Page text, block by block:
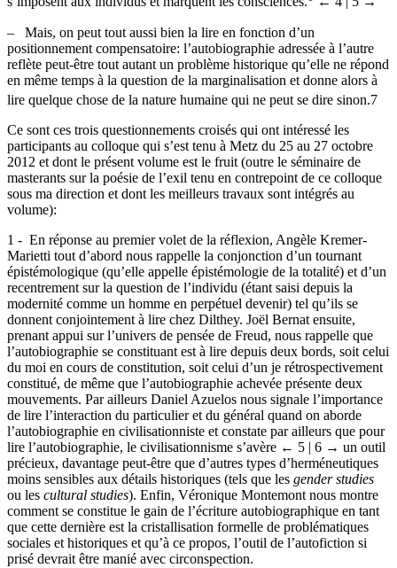
–
Mais, on peut tout aussi bien la lire en fonction d’un
positionnement compensatoire: l’autobiographie adressée à l’autre
reflète peut-être tout autant un problème historique qu’elle ne répond
en même temps à la question de la marginalisation et donne alors à
Ce sont ces trois questionnements croisés qui ont intéressé les
participants au colloque qui s’est tenu à Metz du 25 au 27 octobre
2012 et dont le présent volume est le fruit (outre le séminaire de
masterants sur la poésie de l’exil tenu en contrepoint de ce colloque
sous ma direction et dont les meilleurs travaux sont intégrés au
1 - En réponse au premier volet de la réflexion, Angèle Kremer-
Marietti tout d’abord nous rappelle la conjonction d’un tournant
épistémologique (qu’elle appelle épistémologie de la totalité) et d’un
recentrement sur la question de l’individu (étant saisi depuis la
modernité comme un homme en perpétuel devenir) tel qu’ils se
donnent conjointement à lire chez Dilthey. Joël Bernat ensuite,
prenant appui sur l’univers de pensée de Freud, nous rappelle que
l’autobiographie se constituant est à lire depuis deux bords, soit celui
du moi en cours de constitution, soit celui d’un je rétrospectivement
constitué, de même que l’autobiographie achevée présente deux
mouvements. Par ailleurs Daniel Azuelos nous signale l’importance
de lire l’interaction du particulier et du général quand on aborde
l’autobiographie en civilisationniste et constate par ailleurs que pour
lire l’autobiographie, le civilisationnisme s’avère← 5 | 6 →un outil
précieux, davantage peut-être que d’autres types d’herméneutiques
moins sensibles aux détails historiques (tels que lesgender studies
ou lescultural studies ). Enfin, Véronique Montemont nous montre
comment se constitue le gain de l’écriture autobiographique en tant
que cette dernière est la cristallisation formelle de problématiques
sociales et historiques et qu’à ce propos, l’outil de l’autofiction si